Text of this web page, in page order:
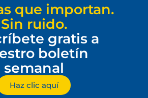
que importan.
Sin ruido.
gratis a
boletín
semanal
Haz clic aquí